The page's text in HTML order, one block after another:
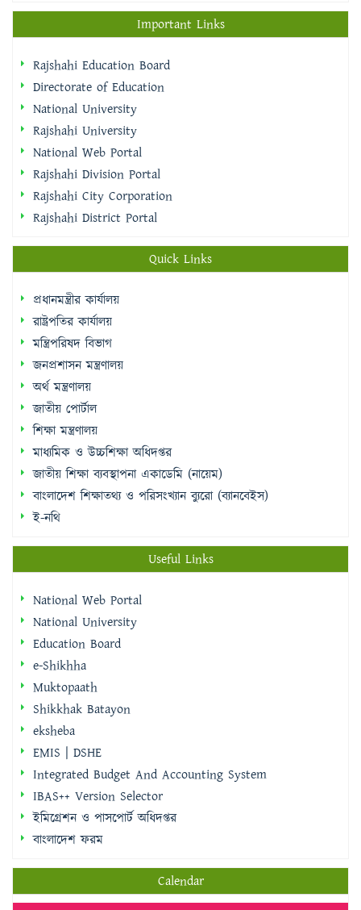
Important Links
Rajshahi Education Board
Directorate of Education
National University
Rajshahi University
National Web Portal
Rajshahi Division Portal
Rajshahi City Corporation
Rajshahi District Portal
Quick Links
প্রধানমন্ত্রীর কার্যালয়
রাষ্ট্রপতির কার্যালয়
মন্ত্রিপরিষদ বিভাগ
জনপ্রশাসন মন্ত্রণালয়
অর্থ মন্ত্রণালয়
জাতীয় পোর্টাল
শিক্ষা মন্ত্রণালয়
মাধ্যমিক ও উচ্চশিক্ষা অধিদপ্তর
জাতীয় শিক্ষা ব্যবস্থাপনা একাডেমি (নায়েম)
বাংলাদেশ শিক্ষাতথ্য ও পরিসংখ্যান ব্যুরো (ব্যানবেইস)
ই-নথি
Useful Links
National Web Portal
National University
Education Board
e-Shikhha
Muktopaath
Shikkhak Batayon
eksheba
EMIS | DSHE
Integrated Budget And Accounting System
IBAS++ Version Selector
ইমিগ্রেশন ও পাসপোর্ট অধিদপ্তর
বাংলাদেশ ফরম
Calendar